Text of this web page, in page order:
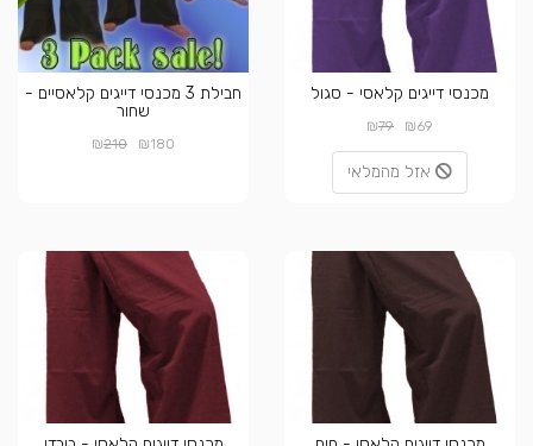
מכנסי דייגים קלאסי - סגול
₪69
₪79
אזל מהמלאי
חבילת 3 מכנסי דייגים קלאסיים -
שחור
₪180
₪210